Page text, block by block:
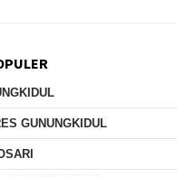
GUNUNGKIDUL